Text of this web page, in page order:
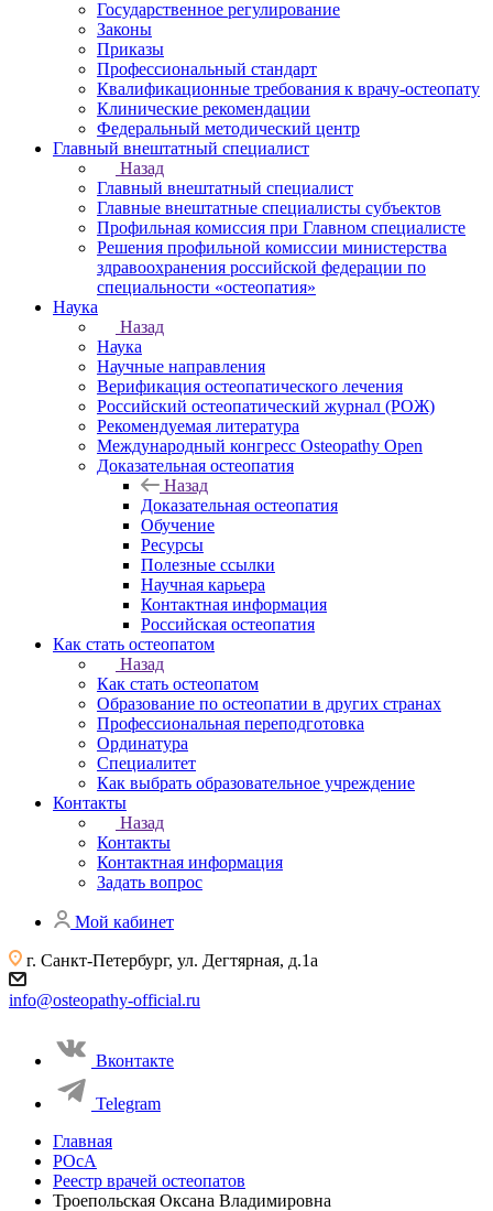
Государственное регулирование
Законы
Приказы
Профессиональный стандарт
Квалификационные требования к врачу-остеопату
Клинические рекомендации
Федеральный методический центр
Главный внештатный специалист
Назад
Главный внештатный специалист
Главные внештатные специалисты субъектов
Профильная комиссия при Главном специалисте
Решения профильной комиссии министерства
здравоохранения российской федерации по
специальности «остеопатия»
Наука
Назад
Наука
Научные направления
Верификация остеопатического лечения
Российский остеопатический журнал (РОЖ)
Рекомендуемая литература
Международный конгресс Osteopathy Open
Доказательная остеопатия
Назад
Доказательная остеопатия
Обучение
Ресурсы
Полезные ссылки
Научная карьера
Контактная информация
Российская остеопатия
Как стать остеопатом
Назад
Как стать остеопатом
Образование по остеопатии в других странах
Профессиональная переподготовка
Ординатура
Специалитет
Как выбрать образовательное учреждение
Контакты
Назад
Контакты
Контактная информация
Задать вопрос
Мой кабинет
г. Санкт-Петербург, ул. Дегтярная, д.1а
info@osteopathy-official.ru
Вконтакте
Telegram
Главная
РОсА
Реестр врачей остеопатов
Троепольская Оксана Владимировна